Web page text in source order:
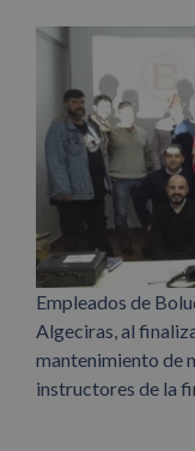
Empleados de
Algeciras, al
mantenimiento de
instructores de la